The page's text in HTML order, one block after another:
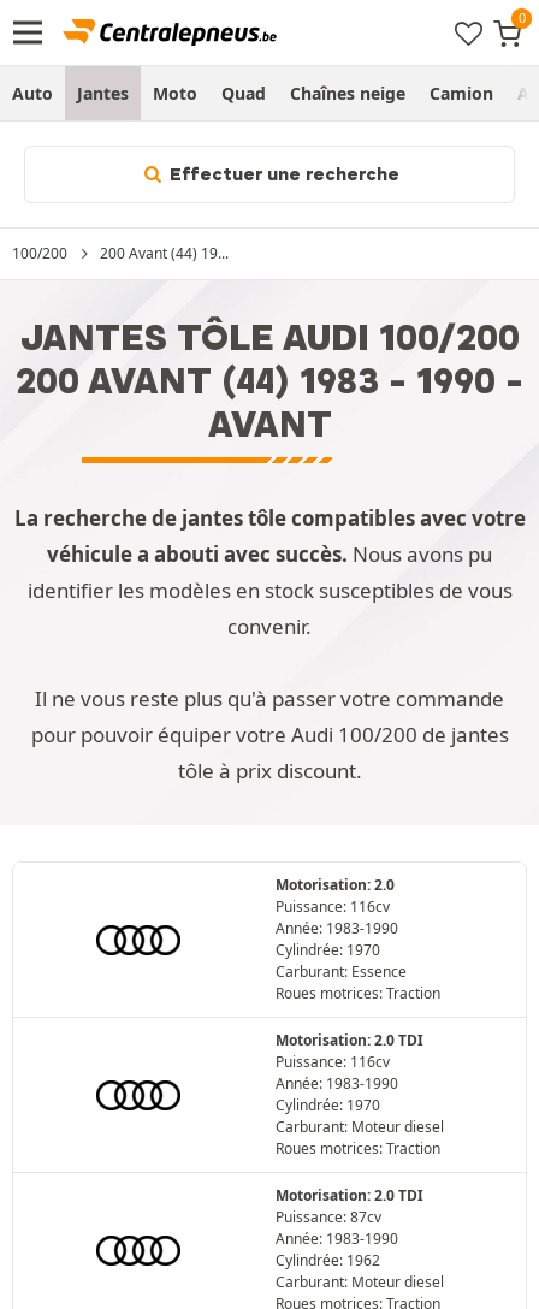
Auto Jantes Moto Quad Chaînes neige Camion
Effectuer une recherche
100/200 200 Avant (44) 19...
JANTES TÔLE AUDI 100/200
200 AVANT (44) 1983 - 1990 -
AVANT
La recherche de jantes tôle compatibles avec votre
véhicule a abouti avec succès. Nous avons pu
identifier les modèles en stock susceptibles de vous
convenir.
Il ne vous reste plus qu'à passer votre commande
pour pouvoir équiper votre Audi 100/200 de jantes
tôle à prix discount.
Motorisation: 2.0
Puissance: 116cv
Année: 1983-1990
Cylindrée: 1970
Carburant: Essence
Roues motrices: Traction
Motorisation: 2.0 TDI
Puissance: 116cv
Année: 1983-1990
Cylindrée: 1970
Carburant: Moteur diesel
Roues motrices: Traction
Motorisation: 2.0 TDI
Puissance: 87cv
Année: 1983-1990
Cylindrée: 1962
Carburant: Moteur diesel
Roues motrices: Traction